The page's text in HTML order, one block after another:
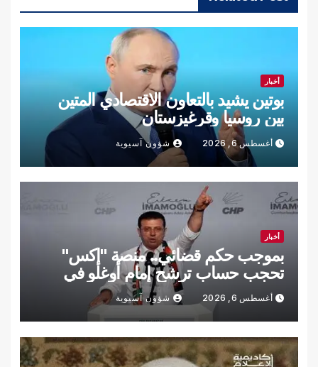
أخبار
بوتين يشيد بالتعاون الاقتصادي المتين
بين روسيا وقرغيزستان
أغسطس 6, 2026 شؤون آسيوية
أخبار
بموجب حكم قضائي.. منصة "إكس"
تحجب حساب ترشح إمام أوغلو في
تركياأغسطس 6, 2026 شؤون آسيوية